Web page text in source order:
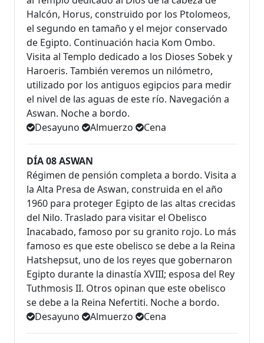
Halcón, Horus, construido por los Ptolomeos,
el segundo en tamaño y el mejor conservado
de Egipto. Continuación hacia Kom Ombo.
Visita al Templo dedicado a los Dioses Sobek y
Haroeris. También veremos un nilómetro,
utilizado por los antiguos egipcios para medir
el nivel de las aguas de este río. Navegación a
Aswan. Noche a bordo.
Desayuno
Almuerzo Cena
DÍA 08 ASWAN
Régimen de pensión completa a bordo. Visita a
la Alta Presa de Aswan, construida en el año
1960 para proteger Egipto de las altas crecidas
del Nilo. Traslado para visitar el Obelisco
Inacabado, famoso por su granito rojo. Lo más
famoso es que este obelisco se debe a la Reina
Hatshepsut, uno de los reyes que gobernaron
Egipto durante la dinastía XVIII; esposa del Rey
Tuthmosis II. Otros opinan que este obelisco
se debe a la Reina Nefertiti. Noche a bordo.
Desayuno
Almuerzo Cena